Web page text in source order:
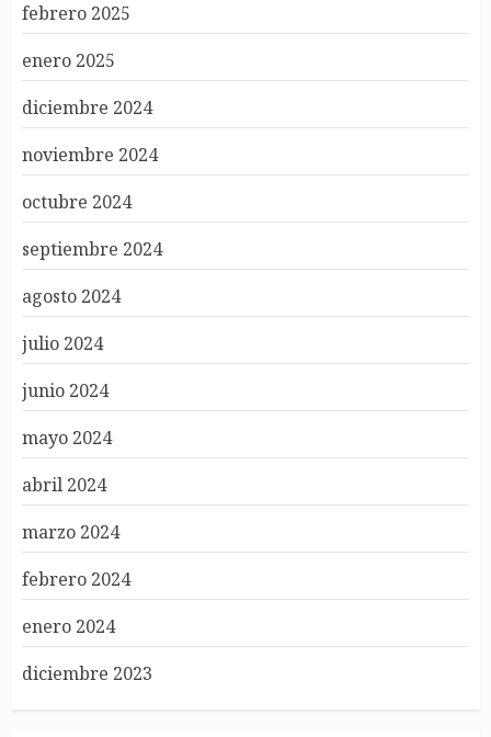
febrero 2025
enero 2025
diciembre 2024
noviembre 2024
octubre 2024
septiembre 2024
agosto 2024
julio 2024
junio 2024
mayo 2024
abril 2024
marzo 2024
febrero 2024
enero 2024
diciembre 2023